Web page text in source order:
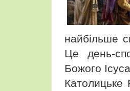
найбільше
Це день-
Божого
Католицьке